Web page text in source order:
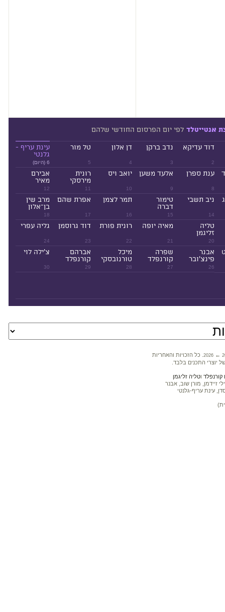
אנטייטלד לפי יום הפרסום החודשי שלהם
2
דוד עדיקא
3
נדב ברקן
4
דן אלון
5
טל מור
6 (היום)
עינת עריף -
גלנטי
8
ענת ספרן
9
אלעד משען
10
יואב ויס
11
רונית
מירסקי
12
אבירם
מאיר
14
ניב תשבי
15
טימור
דברה
16
תמר לצמן
17
אפרת שהם
18
מרב שין
בן־אלון
20
טליה
זליגמן
21
מאיה יופה
22
רונית פורת
23
דוד גרוסמן
24
גליה עפרי
26
אבנר
פינצ'ובר
27
שפרה
קורנפלד
28
מיכל
טורנובסקי
29
אברהם
קורנפלד
30
צ'ילה לוי
2026 ←
. כל הזכויות והאחריות
יוצרי התכנים בלבד.
וטליה זליגמן
זיידמן, מורן שוב, אבנר
עינת עריף-גלנטי